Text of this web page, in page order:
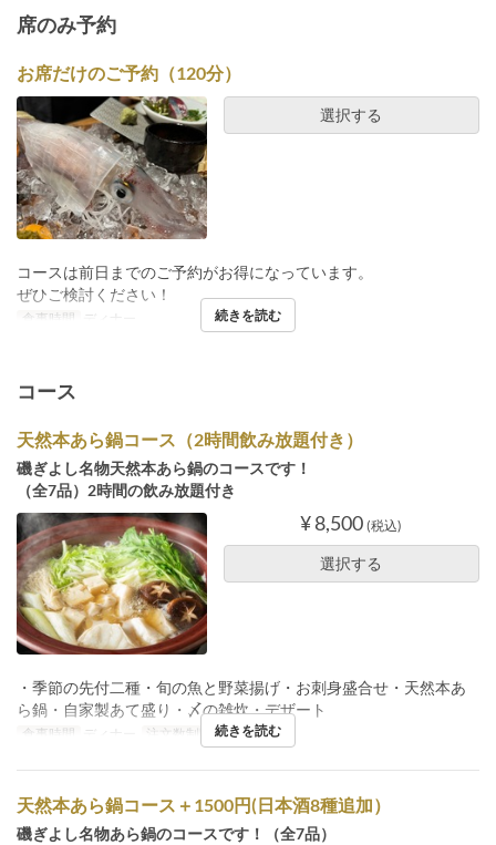
席のみ予約
お席だけのご予約（120分）
選択する
コースは前日までのご予約がお得になっています。
ぜひご検討ください！
食事時間 ディナー 続きを読む
コース
天然本あら鍋コース（2時間飲み放題付き）
磯ぎよし名物天然本あら鍋のコースです！
（全7品）2時間の飲み放題付き
¥ 8,500 (税込)
選択する
・季節の先付二種・旬の魚と野菜揚げ・お刺身盛合せ・天然本あ
ら鍋・自家製あて盛り・〆の雑炊・デザート
食事時間 ディナー 注文数制限 2 ~
続きを読む
天然本あら鍋コース＋1500円(日本酒8種追加）
磯ぎよし名物あら鍋のコースです！（全7品）